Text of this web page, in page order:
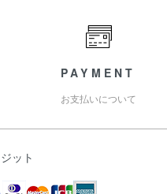
PAYMENT
お支払いについて
ット